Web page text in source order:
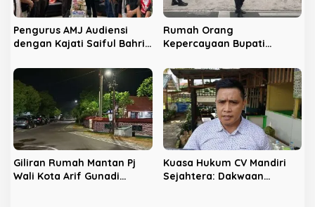
Pengurus AMJ Audiensi
dengan Kajati Saiful Bahri
Rumah Orang
Kepercayaan Bupati
Digeledah KPK
Giliran Rumah Mantan Pj
Wali Kota Arif Gunadi
Kuasa Hukum CV Mandiri
Sejahtera: Dakwaan